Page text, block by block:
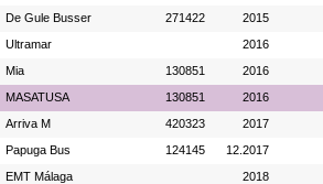
De Gule Busser 271422 2015
Ultramar 2016
Mia 130851 2016
MASATUSA 130851 2016
Arriva M 420323 2017
Papuga Bus 124145 12.2017
EMT Málaga 2018